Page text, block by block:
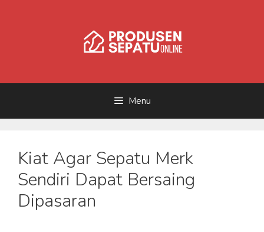
Menu
Kiat Agar Sepatu Merk
Sendiri Dapat Bersaing
Dipasaran